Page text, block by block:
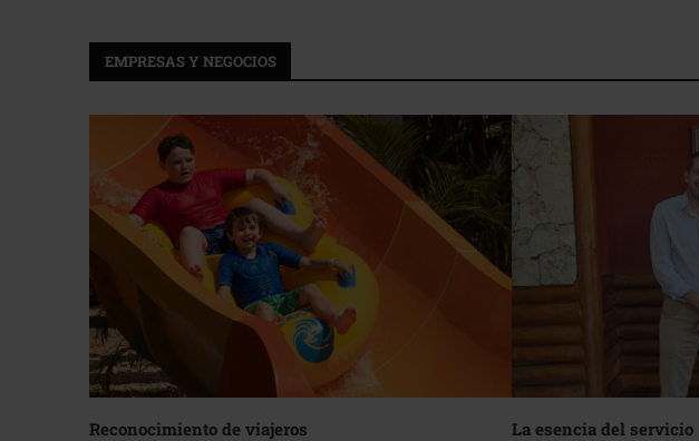
EMPRESAS Y NEGOCIOS
Reconocimiento de viajeros La esencia del servicio